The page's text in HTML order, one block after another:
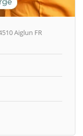
Aiglun FR